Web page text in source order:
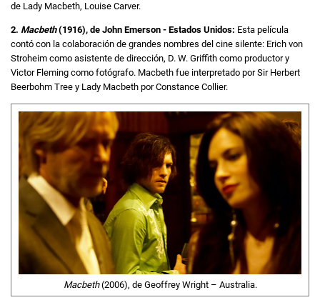
de Lady Macbeth, Louise Carver.
2. Macbeth(1916), de John Emerson - Estados Unidos: Esta película
contó con la colaboración de grandes nombres del cine silente: Erich von
Stroheim como asistente de dirección, D. W. Griffith como productor y
Victor Fleming como fotógrafo. Macbeth fue interpretado por Sir Herbert
Beerbohm Tree y Lady Macbeth por Constance Collier.
Macbeth(2006), de Geoffrey Wright – Australia.